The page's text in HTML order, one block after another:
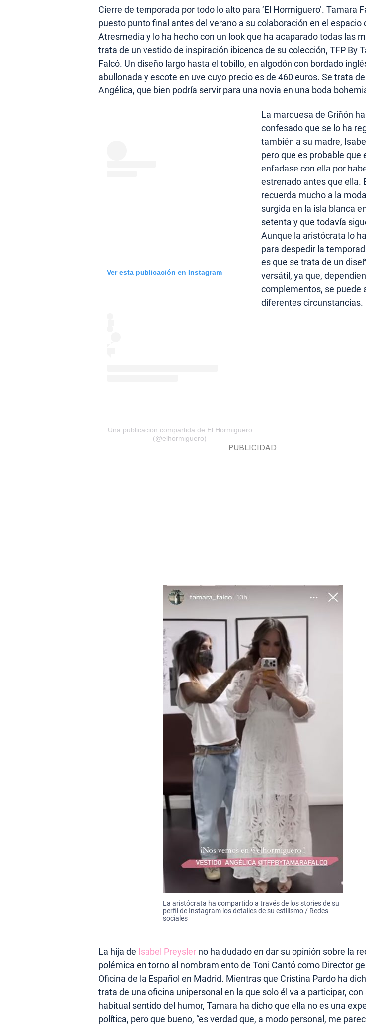
Cierre de temporada por todo lo alto para ‘El Hormiguero’. Tamara
puesto punto final antes del verano a su colaboración en el espacio
Atresmedia y lo ha hecho con un look que ha acaparado todas las
trata de un vestido de inspiración ibicenca de su colección, TFP By
Falcó. Un diseño largo hasta el tobillo, en algodón con bordado
abullonada y escote en uve cuyo precio es de 460 euros. Se trata
Angélica, que bien podría servir para una novia en una boda
Ver esta publicación en Instagram
Una publicación compartida de El Hormiguero
(@elhormiguero)
La marquesa de Griñón ha
confesado que se lo ha
también a su madre,
pero que es probable que
enfadase con ella por
estrenado antes que ella.
recuerda mucho a la
surgida en la isla blanca
setenta y que todavía
Aunque la aristócrata lo
para despedir la
es que se trata de un
versátil, ya que,
complementos, se puede
diferentes circunstancias.
La aristócrata ha compartido a través de los stories de su
perfil de Instagram los detalles de su estilismo / Redes
sociales
La hija de Isabel Preysler no ha dudado en dar su opinión sobre la
polémica en torno al nombramiento de Toni Cantó como Director
Oficina de la Español en Madrid. Mientras que Cristina Pardo ha
trata de una oficina unipersonal en la que solo él va a participar, con
habitual sentido del humor, Tamara ha dicho que ella no es una
política, pero que bueno, “es verdad que, a modo personal, me